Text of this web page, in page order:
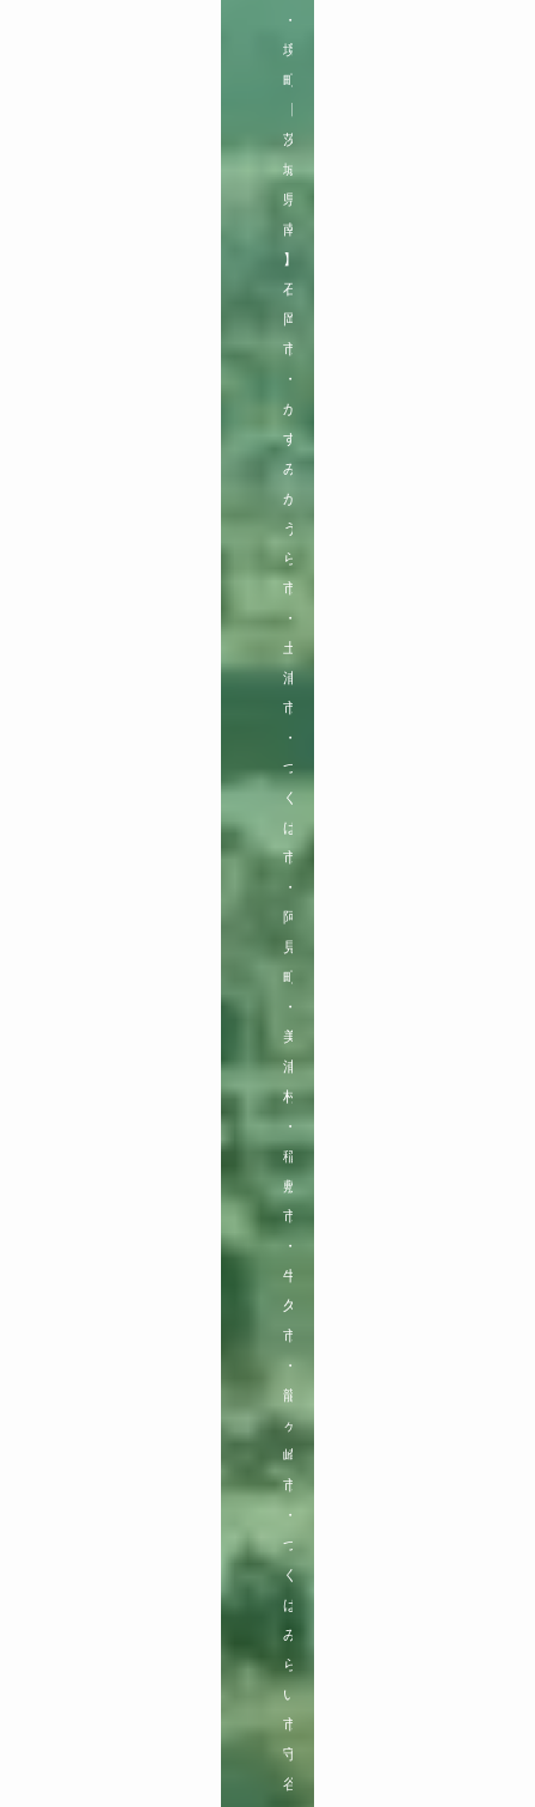
・
境
町
茨
城
県
南
】
石
岡
市
・
か
す
み
が
う
ら
市
・
土
浦
市
・
つ
く
ば
市
・
阿
見
町
・
美
浦
村
・
稲
敷
市
・
牛
久
市
・
龍
ヶ
崎
市
・
つ
く
ば
み
ら
い
市
守
谷